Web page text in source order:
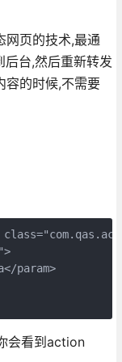
网页的技术,最通
台,然后重新转发
容的时候,不需要
param>
会看到action